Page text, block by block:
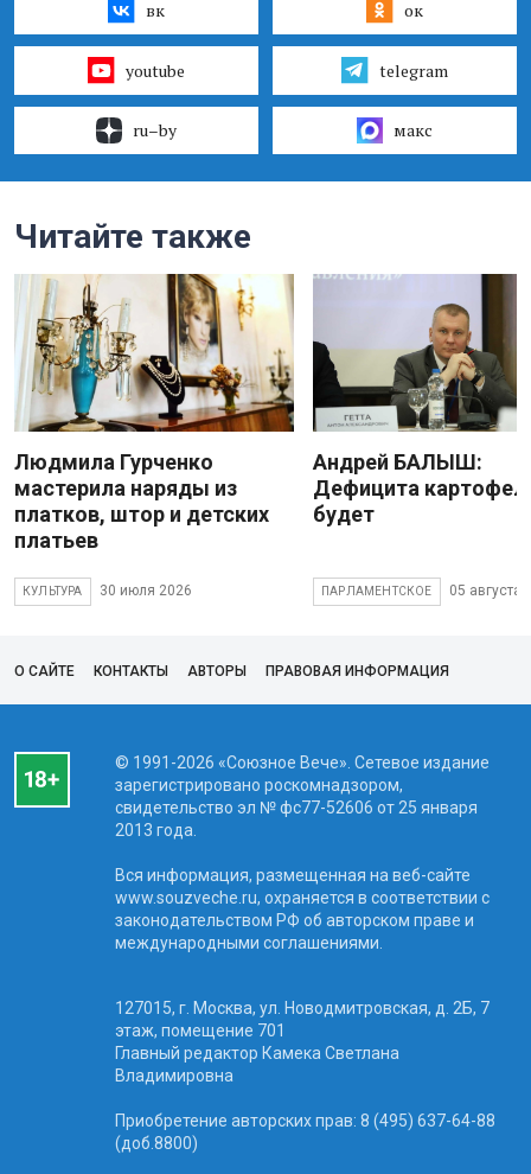
вк ок
youtube telegram
ru–by макс
Читайте также
Людмила Гурченко
мастерила наряды из
платков, штор и детских
платьев
КУЛЬТУРА 30 июля 2026
Андрей БАЛЫШ:
Дефицита
будет
ПАРЛАМЕНТСКОЕ 05 августа
О САЙТЕ КОНТАКТЫ АВТОРЫ ПРАВОВАЯ ИНФОРМАЦИЯ
© 1991-2026 «Союзное Вече». Сетевое издание
зарегистрировано роскомнадзором,
свидетельство эл № фc77-52606 от 25 января
2013 года.
Вся информация, размещенная на веб-сайте
www.souzveche.ru, охраняется в соответствии с
законодательством РФ об авторском праве и
международными соглашениями.
127015, г. Москва, ул. Новодмитровская, д. 2Б, 7
этаж, помещение 701
Главный редактор Камека Светлана
Владимировна
Приобретение авторских прав: 8 (495) 637-64-88
(доб.8800)